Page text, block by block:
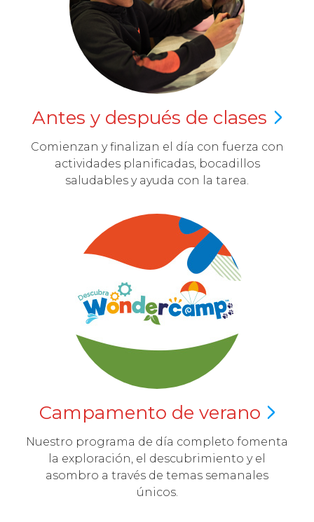
Antes y después de clases
Comienzan y finalizan el día con fuerza con
actividades planificadas, bocadillos
saludables y ayuda con la tarea.
Campamento de verano
Nuestro programa de día completo fomenta
la exploración, el descubrimiento y el
asombro a través de temas semanales
únicos.